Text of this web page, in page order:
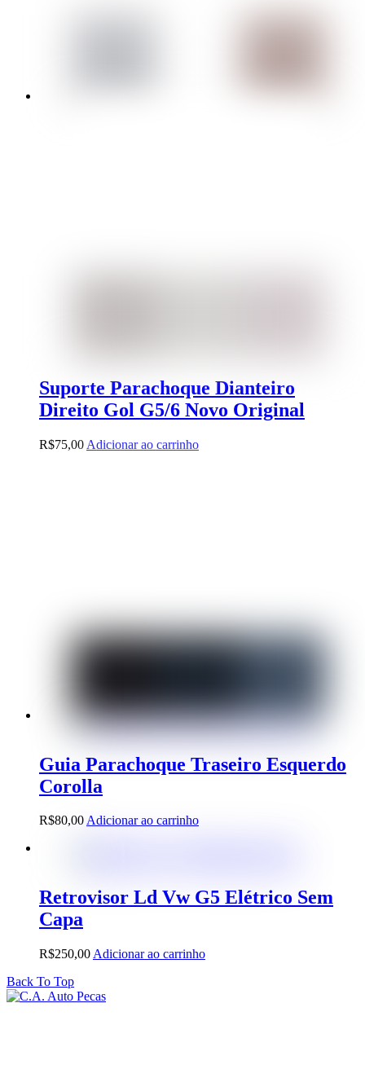
Suporte Parachoque Dianteiro
Direito Gol G5/6 Novo Original
R$75,00 Adicionar ao carrinho
Guia Parachoque Traseiro Esquerdo
Corolla
R$80,00Adicionar ao carrinho
Retrovisor Ld Vw G5 Elétrico Sem
Capa
R$250,00 Adicionar ao carrinho
Back To Top